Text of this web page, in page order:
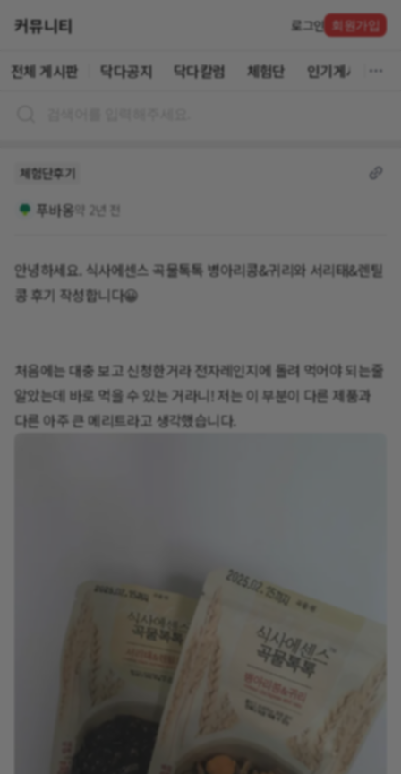
커뮤니티 로그인 회원가입
전체 게시판 닥다공지 닥다칼럼 체험단 인기게시글
체험단후기
푸바옹 약 2년 전
안녕하세요. 식사에센스 곡물톡톡 병아리콩&귀리와 서리태&렌틸
콩 후기 작성합니다😀
처음에는 대충 보고 신청한거라 전자레인지에 돌려 먹어야 되는줄
알았는데 바로 먹을 수 있는 거라니! 저는 이 부분이 다른 제품과